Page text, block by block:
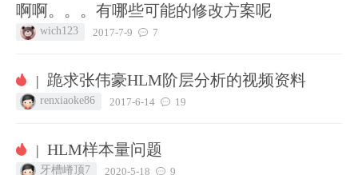
啊啊。。。有哪些可能的修改方案呢
wich123 2017-7-9 7
| 跪求张伟豪HLM阶层分析的视频资料
renxiaoke86 2017-6-14 19
| HLM样本量问题
牙槽嵴顶7 2020-5-18 9